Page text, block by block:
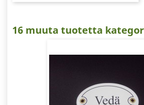
16 muuta tuotetta